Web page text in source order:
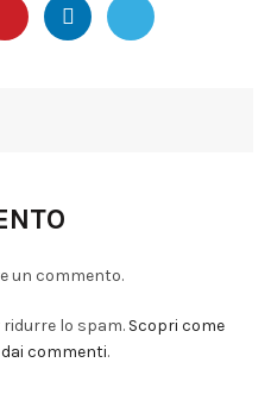
un commento.
lo spam. Scopri come
commenti.